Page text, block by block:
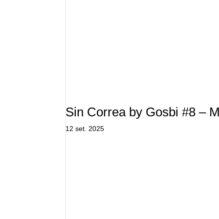
Sin Correa by Gosbi #8 –
12 set. 2025